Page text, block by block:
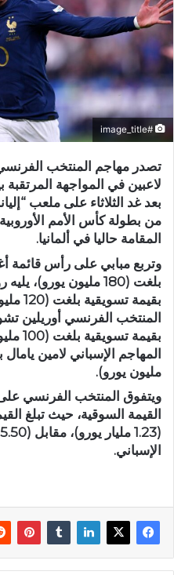
#image_title
لاعبين في المواجهة المرتقبة
بعد غد الثلاثاء على ملعب
المقامة حاليا في ألمانيا.
وتربع مبابي على رأس قائمة
بلغت (180 مليون
بقيمة
المنتخب الفرنسي أوريلين
مليون يورو).
ويتفوق المنتخب الفرنسي
القيمة السوقية، حيث تبلغ
الإسباني.